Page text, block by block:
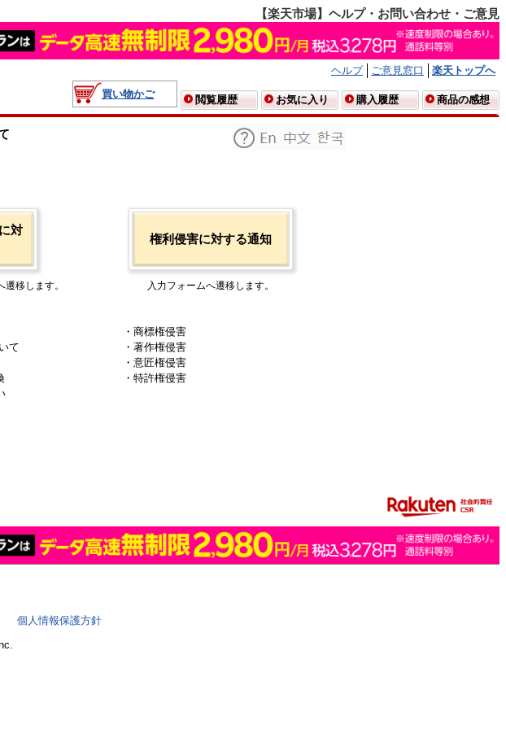
【楽天市場】ヘルプ・お問い合わせ・ご意見
ヘルプ ご意見窓口
楽天トップへ
買い物かご
閲覧履歴 お気に入り 購入履歴 商品の感想
対
移します。
て
権利侵害に対する通知
入力フォームへ遷移します。
・商標権侵害
・著作権侵害
・意匠権侵害
・特許権侵害
個人情報保護方針